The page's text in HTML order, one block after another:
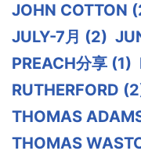
JOHN COTTON
JULY-7月 (2)
PREACH分享 (1)
RUTHERFORD
THOMAS
THOMAS